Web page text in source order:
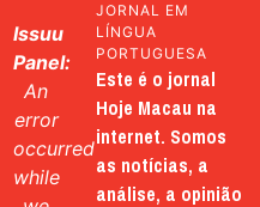
Issuu
Panel:
An
error
occurred
while
JORNAL EM
LÍNGUA
PORTUGUESA
Este é o jornal
Hoje Macau na
internet. Somos
as notícias, a
análise, a opinião